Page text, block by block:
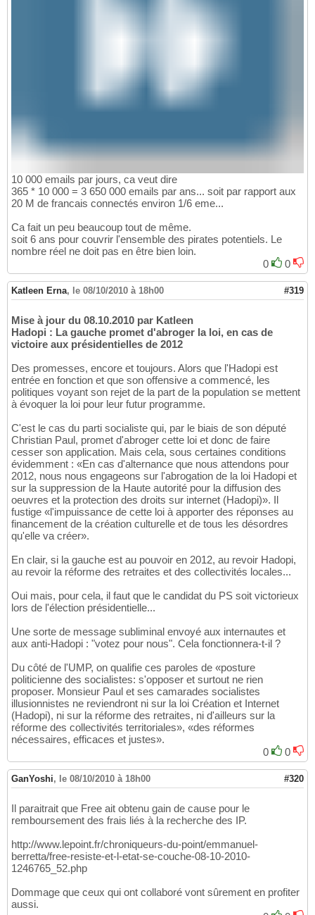
10 000 emails par jours, ca veut dire
365 * 10 000 = 3 650 000 emails par ans... soit par rapport aux
20 M de francais connectés environ 1/6 eme...
Ca fait un peu beaucoup tout de même.
soit 6 ans pour couvrir l'ensemble des pirates potentiels. Le
nombre réel ne doit pas en être bien loin.
0
0
Katleen Erna, le 08/10/2010 à 18h00 #319
Mise à jour du 08.10.2010 par Katleen
Hadopi : La gauche promet d'abroger la loi, en cas de
victoire aux présidentielles de 2012
Des promesses, encore et toujours. Alors que l'Hadopi est
entrée en fonction et que son offensive a commencé, les
politiques voyant son rejet de la part de la population se mettent
à évoquer la loi pour leur futur programme.
C'est le cas du parti socialiste qui, par le biais de son député
Christian Paul, promet d'abroger cette loi et donc de faire
cesser son application. Mais cela, sous certaines conditions
évidemment : «En cas d'alternance que nous attendons pour
2012, nous nous engageons sur l'abrogation de la loi Hadopi et
sur la suppression de la Haute autorité pour la diffusion des
oeuvres et la protection des droits sur internet (Hadopi)». Il
fustige «l'impuissance de cette loi à apporter des réponses au
financement de la création culturelle et de tous les désordres
qu'elle va créer».
En clair, si la gauche est au pouvoir en 2012, au revoir Hadopi,
au revoir la réforme des retraites et des collectivités locales...
Oui mais, pour cela, il faut que le candidat du PS soit victorieux
lors de l'élection présidentielle...
Une sorte de message subliminal envoyé aux internautes et
aux anti-Hadopi : "votez pour nous". Cela fonctionnera-t-il ?
Du côté de l'UMP, on qualifie ces paroles de «posture
politicienne des socialistes: s'opposer et surtout ne rien
proposer. Monsieur Paul et ses camarades socialistes
illusionnistes ne reviendront ni sur la loi Création et Internet
(Hadopi), ni sur la réforme des retraites, ni d'ailleurs sur la
réforme des collectivités territoriales», «des réformes
nécessaires, efficaces et justes».
0
0
GanYoshi, le 08/10/2010 à 18h00 #320
Il paraitrait que Free ait obtenu gain de cause pour le
remboursement des frais liés à la recherche des IP.
http://www.lepoint.fr/chroniqueurs-du-point/emmanuel-
berretta/free-resiste-et-l-etat-se-couche-08-10-2010-
1246765_52.php
Dommage que ceux qui ont collaboré vont sûrement en profiter
aussi.